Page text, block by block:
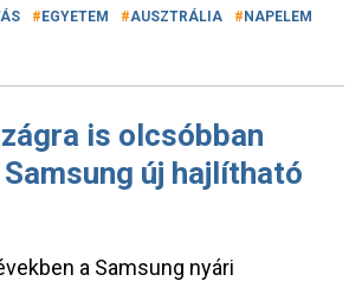
EGYETEM AUSZTRÁLIA
NAPELEM
is olcsóbban
új hajlítható
a Samsung nyári